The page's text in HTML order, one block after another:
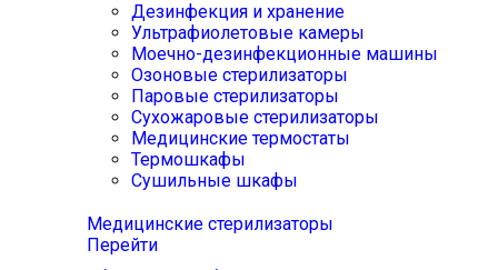
Дезинфекция и хранение
Ультрафиолетовые камеры
Моечно-дезинфекционные машины
Озоновые стерилизаторы
Паровые стерилизаторы
Сухожаровые стерилизаторы
Медицинские термостаты
Термошкафы
Сушильные шкафы
Медицинские стерилизаторы
Перейти